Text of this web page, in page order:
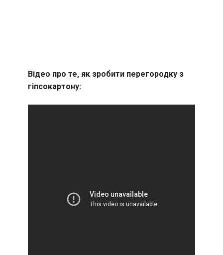
Відео про те, як зробити перегородку з
гіпсокартону: